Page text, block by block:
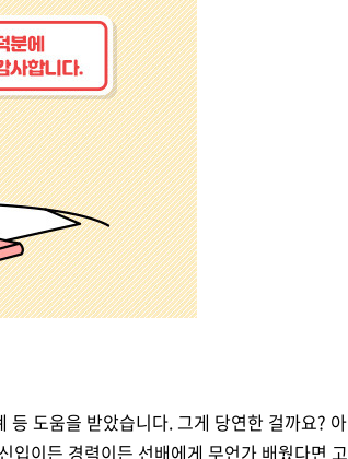
도움을 받았습니다. 그게 당연한 걸까요? 아
입이든 경력이든 선배에게 무언가 배웠다면 고